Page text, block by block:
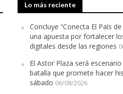
Lo más reciente
Concluye “Conecta El País
una apuesta por fortalecer
digitales desde las regiones
El Astor Plaza será
batalla que promete hacer
sábado 06/08/2026